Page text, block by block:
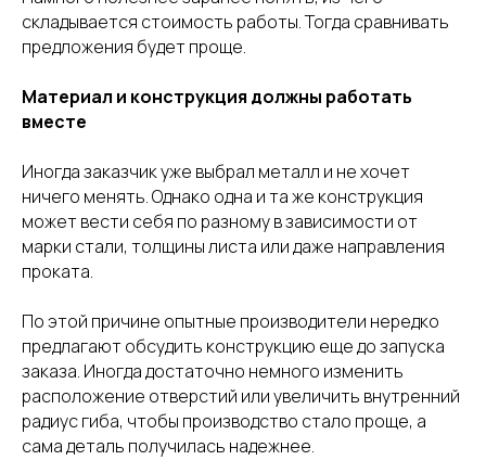
складывается стоимость работы. Тогда сравнивать
предложения будет проще.
Материал и конструкция должны работать
вместе
Иногда заказчик уже выбрал металл и не хочет
ничего менять. Однако одна и та же конструкция
может вести себя по разному в зависимости от
марки стали, толщины листа или даже направления
проката.
По этой причине опытные производители нередко
предлагают обсудить конструкцию еще до запуска
заказа. Иногда достаточно немного изменить
расположение отверстий или увеличить внутренний
радиус гиба, чтобы производство стало проще, а
сама деталь получилась надежнее.